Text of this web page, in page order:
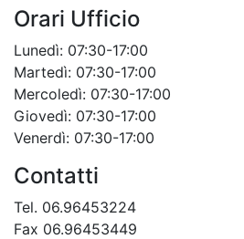
Orari Ufficio
Lunedì: 07:30-17:00
Martedì: 07:30-17:00
Mercoledì: 07:30-17:00
Giovedì: 07:30-17:00
Venerdì: 07:30-17:00
Contatti
Tel. 06.96453224
Fax 06.96453449